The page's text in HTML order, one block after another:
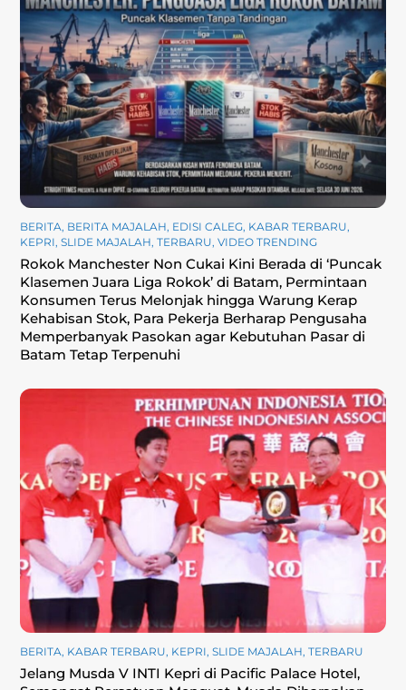
BERITA, BERITA MAJALAH, EDISI CALEG, KABAR TERBARU,
KEPRI,SLIDE MAJALAH,TERBARU,VIDEO TRENDING
Rokok Manchester Non Cukai Kini Berada di ‘Puncak
Klasemen Juara Liga Rokok’ di Batam, Permintaan
Konsumen Terus Melonjak hingga Warung Kerap
Kehabisan Stok, Para Pekerja Berharap Pengusaha
Memperbanyak Pasokan agar Kebutuhan Pasar di
Batam Tetap Terpenuhi
BERITA, KABAR TERBARU, KEPRI,SLIDE MAJALAH,TERBARU
Jelang Musda V INTI Kepri di Pacific Palace Hotel,